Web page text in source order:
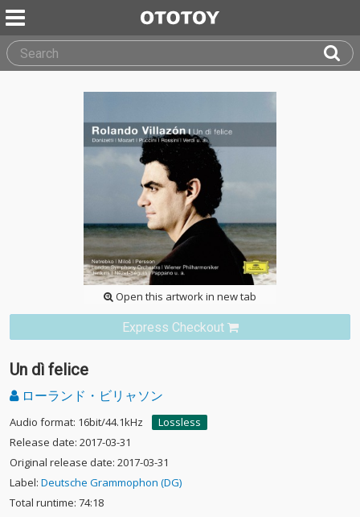
Open this artwork in new tab
Express Checkout
Un dì felice
ローランド・ビリャソン
Audio format: 16bit/44.1kHz
Lossless
Release date: 2017-03-31
Original release date: 2017-03-31
Label: Deutsche Grammophon (DG)
Total runtime: 74:18